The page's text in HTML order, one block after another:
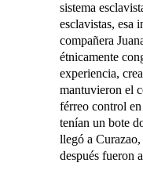
sistema
esclavistas, esa
compañera
étnicamente
experiencia,
mantuvieron el
férreo control
tenían un bote
llegó a
después fueron